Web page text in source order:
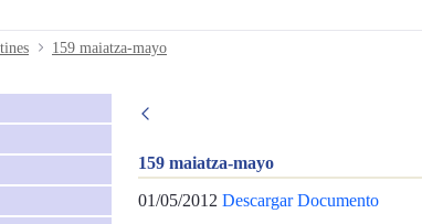
159 maiatza-mayo
159 maiatza-mayo
01/05/2012 Descargar Documento